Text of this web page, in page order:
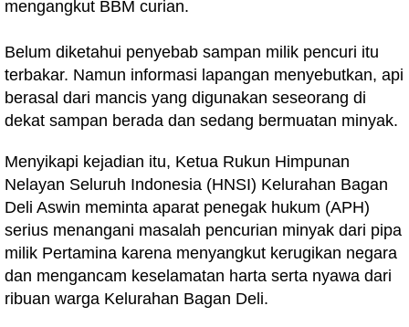
mengangkut BBM curian.
Belum diketahui penyebab sampan milik pencuri itu
terbakar. Namun informasi lapangan menyebutkan, api
berasal dari mancis yang digunakan seseorang di
dekat sampan berada dan sedang bermuatan minyak.
Menyikapi kejadian itu, Ketua Rukun Himpunan
Nelayan Seluruh Indonesia (HNSI) Kelurahan Bagan
Deli Aswin meminta aparat penegak hukum (APH)
serius menangani masalah pencurian minyak dari pipa
milik Pertamina karena menyangkut kerugikan negara
dan mengancam keselamatan harta serta nyawa dari
ribuan warga Kelurahan Bagan Deli.